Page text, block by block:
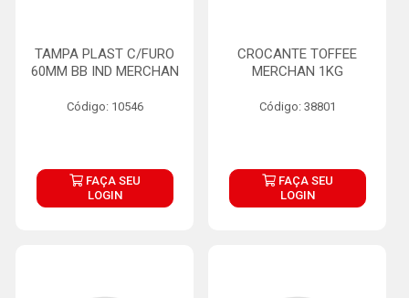
TAMPA PLAST C/FURO
60MM BB IND MERCHAN
Código: 10546
FAÇA SEU
LOGIN
CROCANTE TOFFEE
MERCHAN 1KG
Código: 38801
FAÇA SEU
LOGIN